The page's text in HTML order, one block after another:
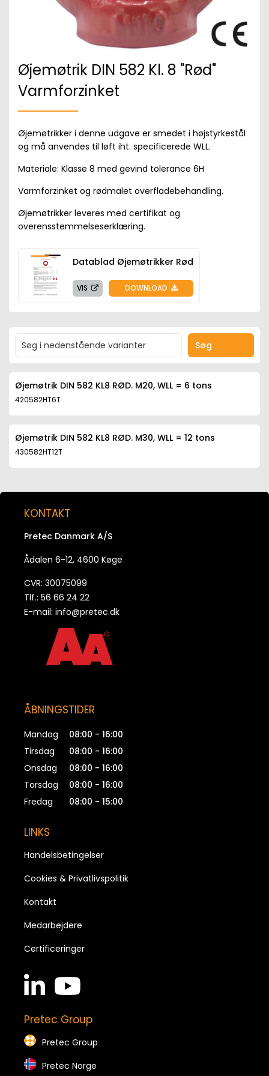
Øjemøtrik DIN 582 Kl. 8 "Rød"
Varmforzinket
Øjemøtrikker i denne udgave er smedet i højstyrkestål
og må anvendes til løft iht. specificerede WLL.
Materiale: Klasse 8 med gevind tolerance 6H
Varmforzinket og rødmalet overfladebehandling.
Øjemøtrikker leveres med certifikat og
overensstemmelseserklæring.
Datablad Øjemøtrikker Rød
VIS DOWNLOAD
Søg
Øjemøtrik DIN 582 KL8 RØD. M20, WLL = 6 tons
420582HT6T
Øjemøtrik DIN 582 KL8 RØD. M30, WLL = 12 tons
430582HT12T
KONTAKT
Pretec Danmark A/S
Ådalen 6-12, 4600 Køge
CVR: 30075099
Tlf.: 56 66 24 22
E-mail: info@pretec.dk
ÅBNINGSTIDER
Mandag
08:00 - 16:00
Tirsdag
08:00 - 16:00
Onsdag
08:00 - 16:00
Torsdag
08:00 - 16:00
Fredag
08:00 - 15:00
LINKS
Handelsbetingelser
Cookies & Privatlivspolitik
Kontakt
Medarbejdere
Certificeringer
linkedin
in
Pretec Group
Pretec Group
Pretec Norge